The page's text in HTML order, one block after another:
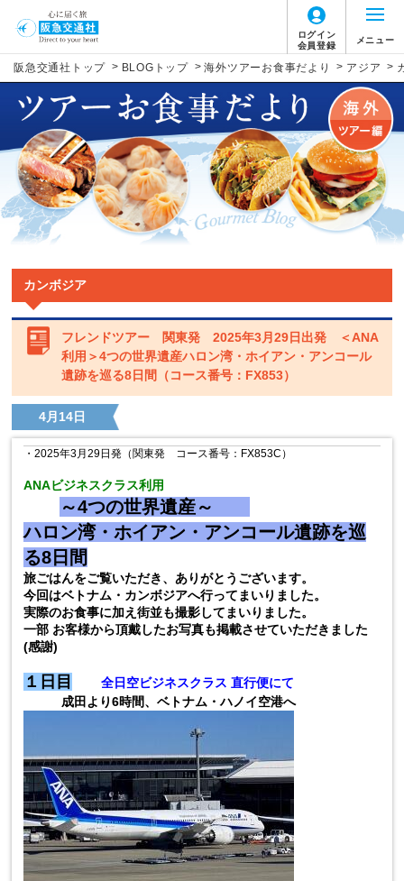
ログイン
会員登録
メニュー
阪急交通社トップ > BLOGトップ > 海外ツアーお食事だより > アジア >
カンボジア
フレンドツアー 関東発 2025年3月29日出発 ＜ANA
利用＞4つの世界遺産ハロン湾・ホイアン・アンコール
遺跡を巡る8日間（コース番号：FX853）
4月14日
・2025年3月29日発（ 関東発 コース番号：FX853C）
ANAビジネスクラス利用
～4つの世界遺産～
ハロン湾・ホイアン・アンコール遺跡を巡
る8日間
旅ごはんをご覧いただき、ありがとうございます。
今回はベトナム・カンボジアへ行ってまいりました。
実際のお食事に加え街並も撮影してまいりました。
一部 お客様から頂戴したお写真も掲載させていただきました
(感謝)
１日目
全日空ビジネスクラス 直行便にて
成田より6時間、ベトナム・ハノイ空港へ